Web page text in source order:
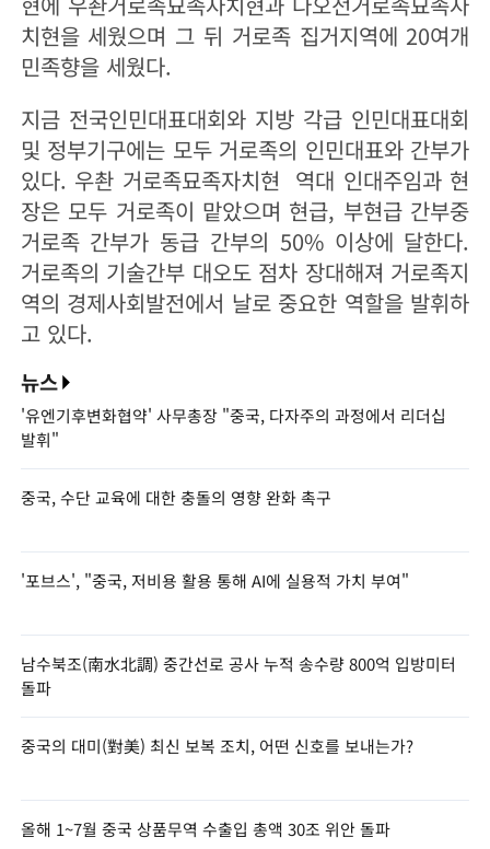
치현을 세웠으며 그 뒤 거로족 집거지역에 20여개
민족향을 세웠다.
지금 전국인민대표대회와 지방 각급 인민대표대회
및 정부기구에는 모두 거로족의 인민대표와 간부가
있다. 우촨 거로족묘족자치현 역대 인대주임과 현
장은 모두 거로족이 맡았으며 현급, 부현급 간부중
거로족 간부가 동급 간부의 50% 이상에 달한다.
거로족의 기술간부 대오도 점차 장대해져 거로족지
역의 경제사회발전에서 날로 중요한 역할을 발휘하
고 있다.
뉴스
'유엔기후변화협약' 사무총장 "중국, 다자주의 과정에서 리더십
발휘"
중국, 수단 교육에 대한 충돌의 영향 완화 촉구
'포브스', "중국, 저비용 활용 통해 AI에 실용적 가치 부여"
남수북조(南水北調) 중간선로 공사 누적 송수량 800억 입방미터
돌파
중국의 대미(對美) 최신 보복 조치, 어떤 신호를 보내는가?
올해 1~7월 중국 상품무역 수출입 총액 30조 위안 돌파